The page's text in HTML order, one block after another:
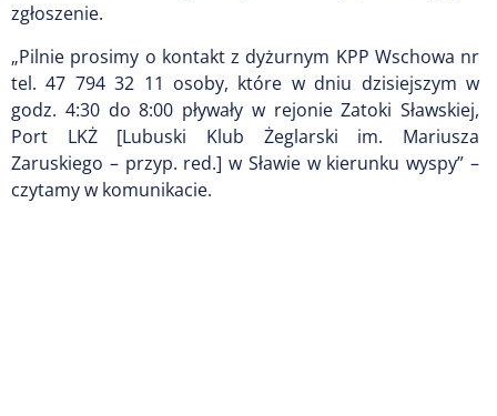
zgłoszenie.
„Pilnie prosimy o kontakt z dyżurnym KPP Wschowa nr
tel. 47 794 32 11 osoby, które w dniu dzisiejszym w
godz. 4:30 do 8:00 pływały w rejonie Zatoki Sławskiej,
Port LKŻ [Lubuski Klub Żeglarski im. Mariusza
Zaruskiego – przyp. red.] w Sławie w kierunku wyspy” –
czytamy w komunikacie.